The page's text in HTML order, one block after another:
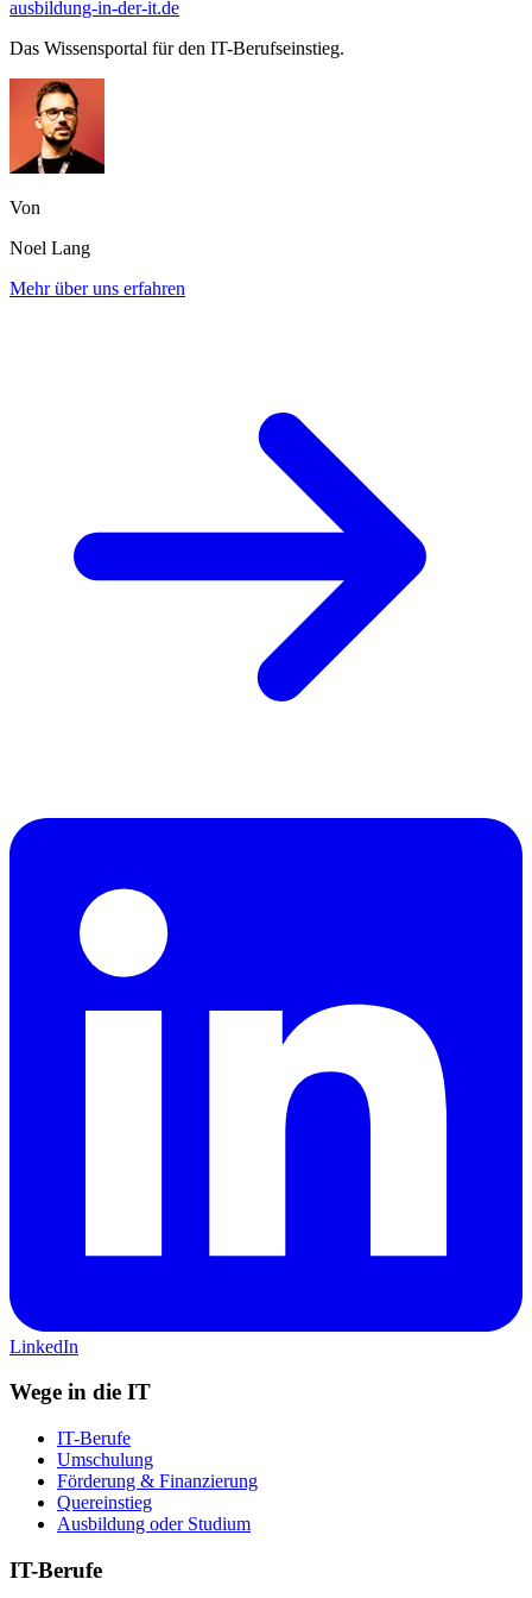
ausbildung-in-der-it.de
Das Wissensportal für den IT-Berufseinstieg.
Von
Noel Lang
Mehr über uns erfahren
LinkedIn
Wege in die IT
IT-Berufe
Umschulung
Förderung & Finanzierung
Quereinstieg
Ausbildung oder Studium
IT-Berufe